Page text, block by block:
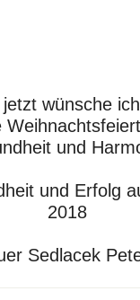
wünsche
und
und Erfolg
2018
Sedlacek